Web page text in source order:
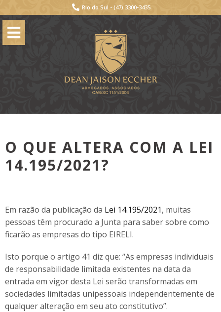
Rio do Sul - (47) 3300-3435
O QUE ALTERA COM A LEI
14.195/2021?
Em razão da publicação da Lei 14.195/2021, muitas
pessoas têm procurado a Junta para saber sobre como
ficarão as empresas do tipo EIRELI.
Isto porque o artigo 41 diz que: “As empresas individuais
de responsabilidade limitada existentes na data da
entrada em vigor desta Lei serão transformadas em
sociedades limitadas unipessoais independentemente de
qualquer alteração em seu ato constitutivo”.